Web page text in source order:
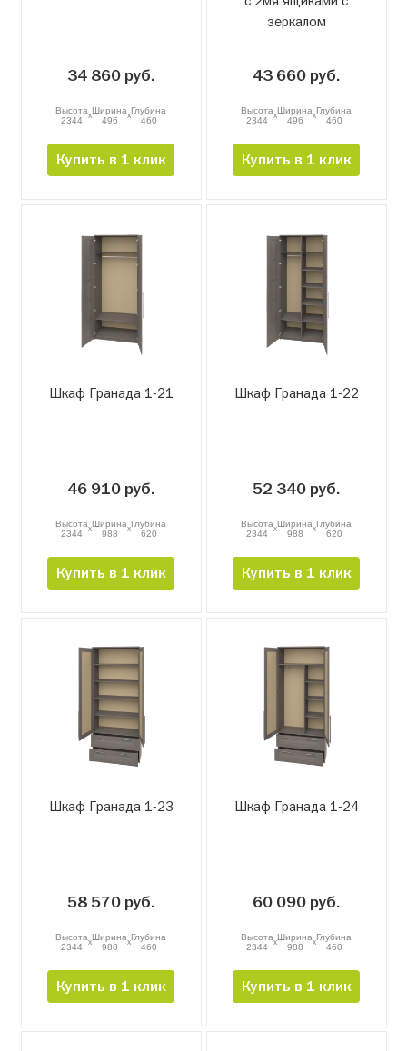
34 860 руб.
Высота
2344
xШирина
496
xГлубина
460
Купить в 1 клик
зеркалом
43 660 руб.
Высота
2344
xШирина
496
xГлубина
460
Купить в 1 клик
Шкаф Гранада 1-21
46 910 руб.
Высота
2344
xШирина
988
xГлубина
620
Купить в 1 клик
Шкаф Гранада 1-22
52 340 руб.
Высота
2344
xШирина
988
xГлубина
620
Купить в 1 клик
Шкаф Гранада 1-23
58 570 руб.
Высота
2344
xШирина
988
xГлубина
460
Купить в 1 клик
Шкаф Гранада 1-24
60 090 руб.
Высота
2344
xШирина
988
xГлубина
460
Купить в 1 клик